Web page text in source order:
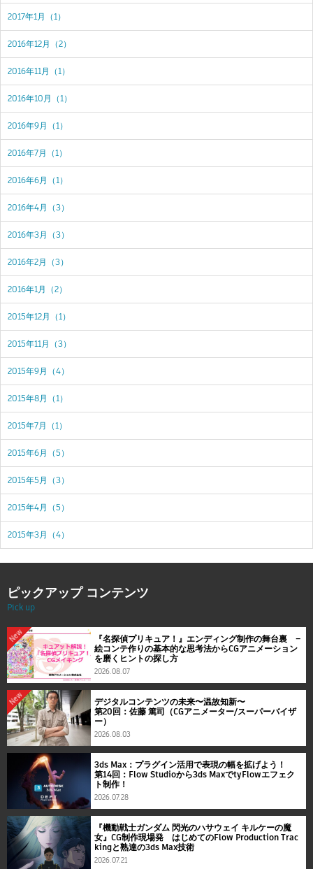
2017年1月（1）
2016年12月（2）
2016年11月（1）
2016年10月（1）
2016年9月（1）
2016年7月（1）
2016年6月（1）
2016年4月（3）
2016年3月（3）
2016年2月（3）
2016年1月（2）
2015年12月（1）
2015年11月（3）
2015年9月（4）
2015年8月（1）
2015年7月（1）
2015年6月（5）
2015年5月（3）
2015年4月（5）
2015年3月（4）
ピックアップ コンテンツ
Pick up
New
『名探偵プリキュア！』エンディング制作の舞台裏 ―
絵コンテ作りの基本的な思考法からCGアニメーション
を磨くヒントの探し方
2026.08.07
New
デジタルコンテンツの未来〜温故知新〜
第20回：佐藤 篤司（CGアニメーター/スーパーバイザ
ー）
2026.08.03
3ds Max：プラグイン活用で表現の幅を拡げよう！
第14回：Flow Studioから3ds MaxでtyFlowエフェク
ト制作！
2026.07.28
『機動戦士ガンダム 閃光のハサウェイ キルケーの魔
女』CG制作現場発 はじめてのFlow Production Trac
kingと熟達の3ds Max技術
2026.07.21